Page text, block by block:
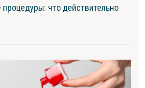
что действительно